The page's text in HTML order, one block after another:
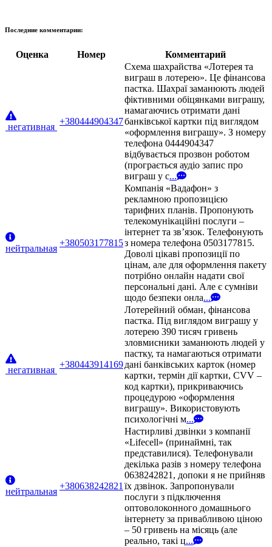
Последние комментарии:
Оценка Номер Комментарий
негативная
+380444904347
Схема шахрайства «Лотерея та
виграш в лотерею». Це фінансова
пастка. Шахраї заманюють людей
фіктивними обіцянками виграшу,
намагаючись отримати дані
банківської картки під виглядом
«оформлення виграшу». З номеру
телефона 0444904347
відбувається прозвон роботом
(програється аудіо запис про
виграш у с...
нейтральная
+380503177815
Компанія «Вадафон» з
рекламною пропозицією
тарифних планів. Пропонують
телекомунікаційні послуги –
інтернет та зв’язок. Телефонують
з номера телефона 0503177815.
Доволі цікаві пропозиції по
цінам, але для оформлення пакету
потрібно онлайн надати свої
персональні дані. Але є сумніви
щодо безпеки онла...
негативная
+380443914169
Лотерейний обман, фінансова
пастка. Під виглядом виграшу у
лотерею 390 тисяч гривень
зловмисники заманюють людей у
пастку, та намагаються отримати
дані банківських карток (номер
картки, термін дії картки, CVV –
код картки), прикриваючись
процедурою «оформлення
виграшу». Використовують
психологічні м...
нейтральная
+380638242821
Настирливі дзвінки з компанії
«Lifecell» (принаймні, так
представилися). Телефонували
декілька разів з номеру телефона
0638242821, допоки я не прийняв
їх дзвінок. Запропонували
послуги з підключення
оптоволоконного домашнього
інтернету за привабливою ціною
– 50 гривень на місяць (але
реально, такі ц...